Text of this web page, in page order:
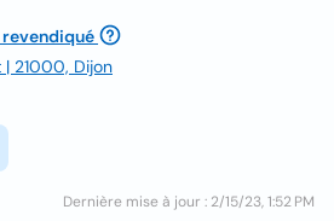
revendiqué
| 21000, Dijon
Dernière mise à jour : 2/15/23, 1:52 PM